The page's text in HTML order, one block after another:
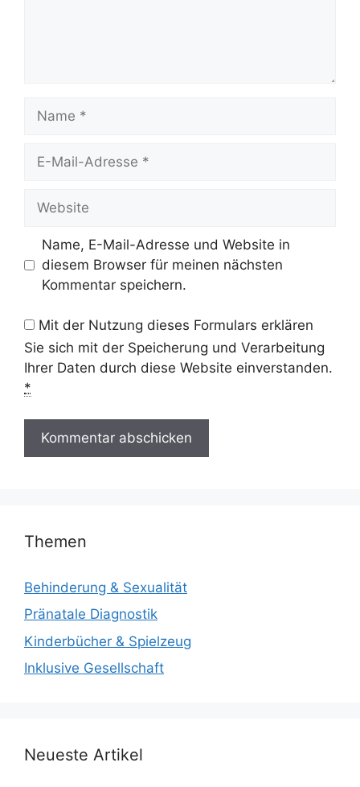
Mail-
Name, E-Mail-Adresse und Website in
diesem Browser für meinen nächsten
Kommentar speichern.
Mit der Nutzung dieses Formulars erklären
Sie sich mit der Speicherung und Verarbeitung
Ihrer Daten durch diese Website einverstanden.
*
Themen
Behinderung & Sexualität
Pränatale Diagnostik
Kinderbücher & Spielzeug
Inklusive Gesellschaft
Neueste Artikel